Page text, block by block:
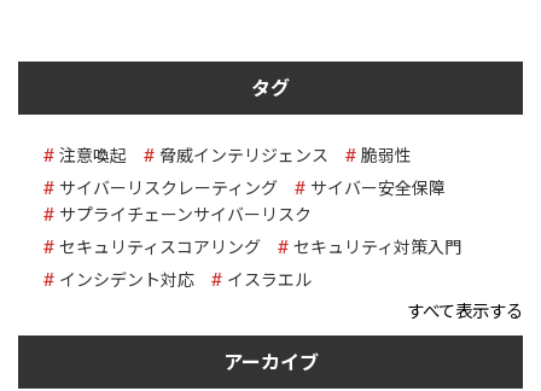
タグ
注意喚起 脅威インテリジェンス
脆弱性
サイバーリスクレーティング
サイバー安全保障
サプライチェーンサイバーリスク
セキュリティスコアリング
セキュリティ対策入門
インシデント対応
イスラエル
すべて表示する
アーカイブ